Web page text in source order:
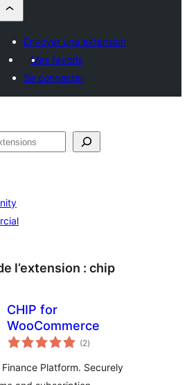
Envoyer une extension
Mes favoris
Se connecter
l’extension : chip
CHIP for
WooCommerce
(2notes
en
)
Platform. Securely